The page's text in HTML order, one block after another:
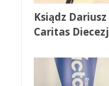
Ksiądz
Caritas